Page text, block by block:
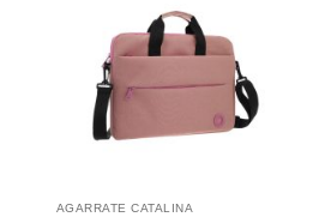
AGARRATE CATALINA